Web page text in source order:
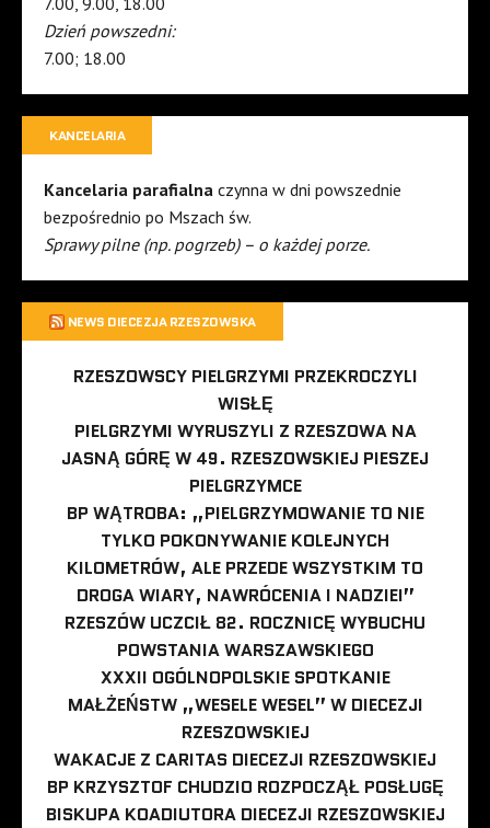
Dzień powszedni:
7.00; 18.00
KANCELARIA
Kancelaria parafialna czynna w dni powszednie
bezpośrednio po Mszach św.
Sprawy pilne (np. pogrzeb) – o każdej porze.
NEWS DIECEZJA RZESZOWSKA
RZESZOWSCY PIELGRZYMI PRZEKROCZYLI
WISŁĘ
PIELGRZYMI WYRUSZYLI Z RZESZOWA NA
JASNĄ GÓRĘ W 49. RZESZOWSKIEJ PIESZEJ
PIELGRZYMCE
BP WĄTROBA: „PIELGRZYMOWANIE TO NIE
TYLKO POKONYWANIE KOLEJNYCH
KILOMETRÓW, ALE PRZEDE WSZYSTKIM TO
DROGA WIARY, NAWRÓCENIA I NADZIEI”
RZESZÓW UCZCIŁ 82. ROCZNICĘ WYBUCHU
POWSTANIA WARSZAWSKIEGO
XXXII OGÓLNOPOLSKIE SPOTKANIE
MAŁŻEŃSTW „WESELE WESEL” W DIECEZJI
RZESZOWSKIEJ
WAKACJE Z CARITAS DIECEZJI RZESZOWSKIEJ
BP KRZYSZTOF CHUDZIO ROZPOCZĄŁ POSŁUGĘ
BISKUPA KOADIUTORA DIECEZJI RZESZOWSKIEJ